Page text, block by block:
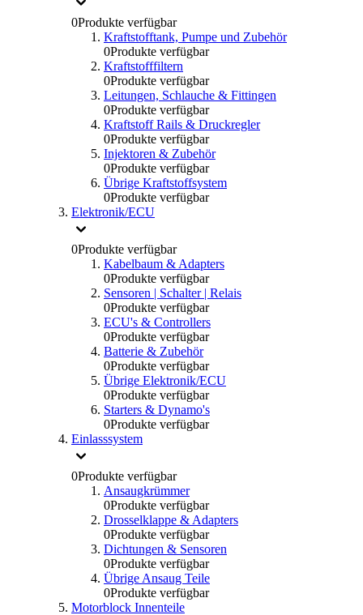
0Produkte verfügbar
Kraftstofftank, Pumpe und Zubehör
0Produkte verfügbar
Kraftstofffiltern
0Produkte verfügbar
Leitungen, Schlauche & Fittingen
0Produkte verfügbar
Kraftstoff Rails & Druckregler
0Produkte verfügbar
Injektoren & Zubehör
0Produkte verfügbar
Übrige Kraftstoffsystem
0Produkte verfügbar
Elektronik/ECU
0Produkte verfügbar
Kabelbaum & Adapters
0Produkte verfügbar
Sensoren | Schalter | Relais
0Produkte verfügbar
ECU's & Controllers
0Produkte verfügbar
Batterie & Zubehör
0Produkte verfügbar
Übrige Elektronik/ECU
0Produkte verfügbar
Starters & Dynamo's
0Produkte verfügbar
Einlasssystem
0Produkte verfügbar
Ansaugkrümmer
0Produkte verfügbar
Drosselklappe & Adapters
0Produkte verfügbar
Dichtungen & Sensoren
0Produkte verfügbar
Übrige Ansaug Teile
0Produkte verfügbar
Motorblock Innenteile